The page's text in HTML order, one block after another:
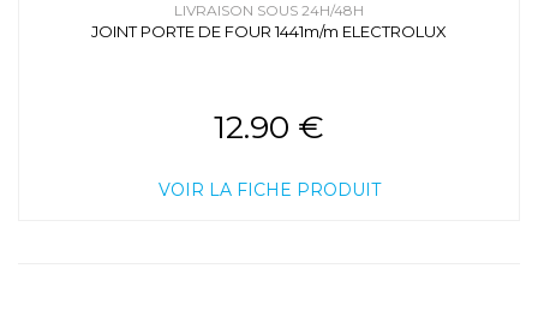
LIVRAISON SOUS 24H/48H
JOINT PORTE DE FOUR 1441m/m ELECTROLUX
12.90 €
VOIR LA FICHE PRODUIT